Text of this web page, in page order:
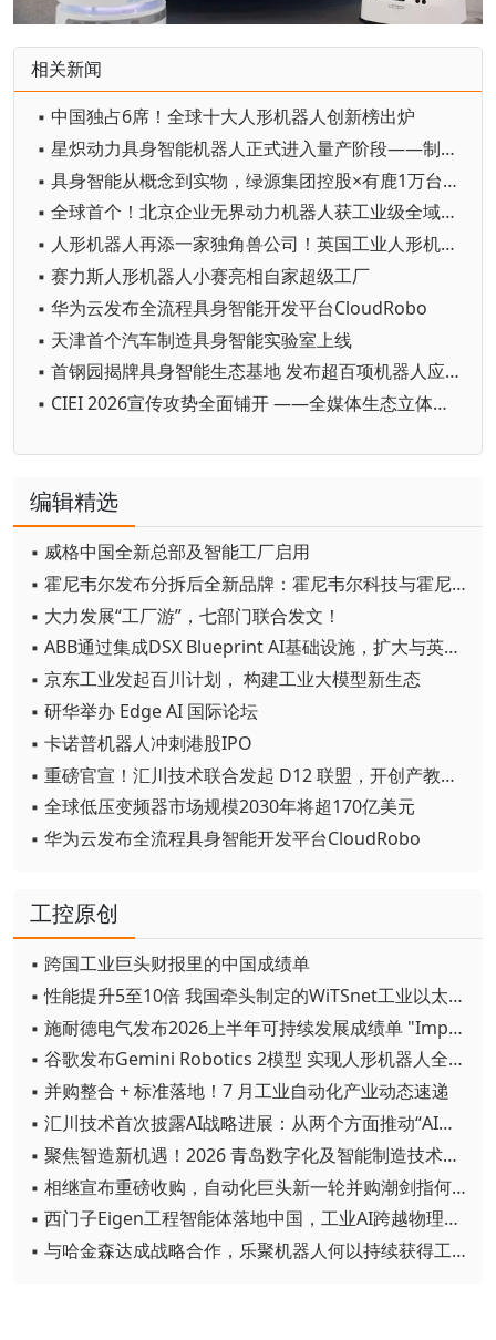
相关新闻
▪ 中国独占6席！全球十大人形机器人创新榜出炉
▪ 星炽动力具身智能机器人正式进入量产阶段——制造体系完成从验证到交付的关键跨越
▪ 具身智能从概念到实物，绿源集团控股×有鹿1万台首批量产交付落地
▪ 全球首个！北京企业无界动力机器人获工业级全域CE认证
▪ 人形机器人再添一家独角兽公司！英国工业人形机器人初创公司Humanoid融资1.33亿欧元
▪ 赛力斯人形机器人小赛亮相自家超级工厂
▪ 华为云发布全流程具身智能开发平台CloudRobo
▪ 天津首个汽车制造具身智能实验室上线
▪ 首钢园揭牌具身智能生态基地 发布超百项机器人应用需求
▪ CIEI 2026宣传攻势全面铺开 ——全媒体生态立体布局，国际声量持续攀升
编辑精选
▪ 威格中国全新总部及智能工厂启用
▪ 霍尼韦尔发布分拆后全新品牌：霍尼韦尔科技与霍尼韦尔航空航天
▪ 大力发展“工厂游”，七部门联合发文！
▪ ABB通过集成DSX Blueprint AI基础设施，扩大与英伟达的合作
▪ 京东工业发起百川计划， 构建工业大模型新生态
▪ 研华举办 Edge AI 国际论坛
▪ 卡诺普机器人冲刺港股IPO
▪ 重磅官宣！汇川技术联合发起 D12 联盟，开创产教融合新范式
▪ 全球低压变频器市场规模2030年将超170亿美元
▪ 华为云发布全流程具身智能开发平台CloudRobo
工控原创
▪ 跨国工业巨头财报里的中国成绩单
▪ 性能提升5至10倍 我国牵头制定的WiTSnet工业以太网国际标准正式发布
▪ 施耐德电气发布2026上半年可持续发展成绩单 "Impact 2030"路线图开局稳健
▪ 谷歌发布Gemini Robotics 2模型 实现人形机器人全身智能控制突破
▪ 并购整合 + 标准落地！7 月工业自动化产业动态速递
▪ 汇川技术首次披露AI战略进展：从两个方面推动“AI业务化”落地
▪ 聚焦智造新机遇！2026 青岛数字化及智能制造技术论坛圆满落幕
▪ 相继宣布重磅收购，自动化巨头新一轮并购潮剑指何方？
▪ 西门子Eigen工程智能体落地中国，工业AI跨越物理世界“确定性”拐点
▪ 与哈金森达成战略合作，乐聚机器人何以持续获得工业巨头青睐？